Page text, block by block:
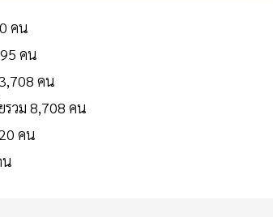
คน
คน
คน
วม 8,708 คน
คน
น